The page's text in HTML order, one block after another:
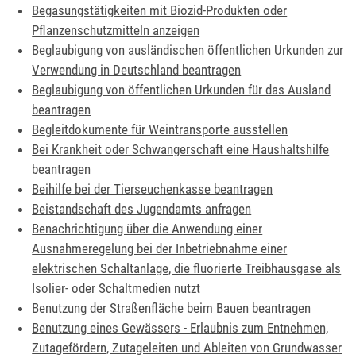
Begasungstätigkeiten mit Biozid-Produkten oder
Pflanzenschutzmitteln anzeigen
Beglaubigung von ausländischen öffentlichen Urkunden zur
Verwendung in Deutschland beantragen
Beglaubigung von öffentlichen Urkunden für das Ausland
beantragen
Begleitdokumente für Weintransporte ausstellen
Bei Krankheit oder Schwangerschaft eine Haushaltshilfe
beantragen
Beihilfe bei der Tierseuchenkasse beantragen
Beistandschaft des Jugendamts anfragen
Benachrichtigung über die Anwendung einer
Ausnahmeregelung bei der Inbetriebnahme einer
elektrischen Schaltanlage, die fluorierte Treibhausgase als
Isolier- oder Schaltmedien nutzt
Benutzung der Straßenfläche beim Bauen beantragen
Benutzung eines Gewässers - Erlaubnis zum Entnehmen,
Zutagefördern, Zutageleiten und Ableiten von Grundwasser